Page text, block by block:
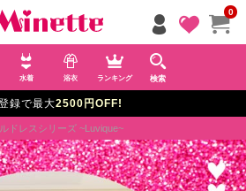
0
水着 浴衣 ランキング 検索
時までの注文で当日発送(※土日祝は12時まで)
ドレスシリーズ ~Luvique~
ペー
ジト
ップ